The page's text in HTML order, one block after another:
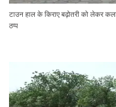
टाउन हाल के किराए बढ़ोतरी को लेकर
ठप्प